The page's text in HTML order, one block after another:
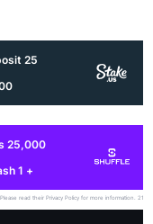
25 SC no deposit
25,000 Gold Coins
+ 1 Shuffle Cash
read their Privacy Policy for more information. 21+.